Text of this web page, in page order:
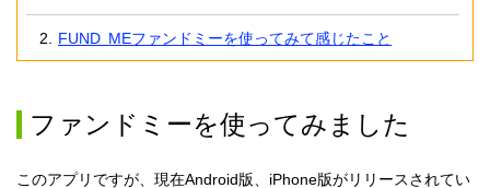
FUND MEファンドミーを使ってみて感じたこと
ファンドミーを使ってみました
このアプリですが、現在Android版、iPhone版がリリースされてい